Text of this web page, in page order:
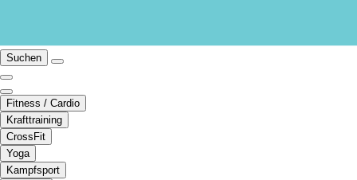
Suchen
Fitness / Cardio
Krafttraining
CrossFit
Yoga
Kampfsport